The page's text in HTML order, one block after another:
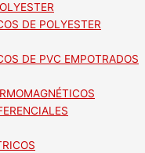
DE POLYESTER
DE PVC EMPOTRADOS